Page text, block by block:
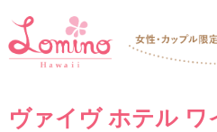
ヴァイヴ ホテル ワ